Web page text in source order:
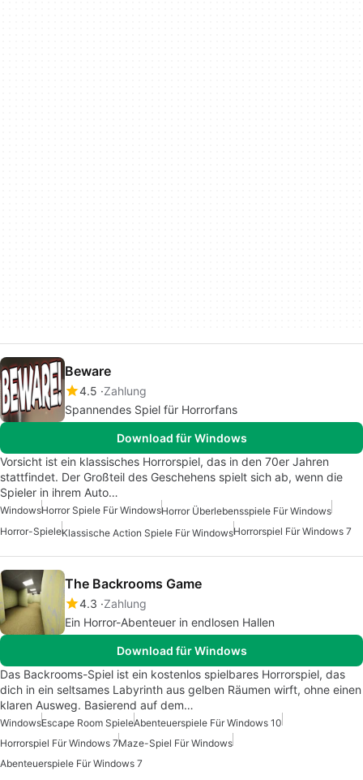
Beware
4.5 Zahlung
Spannendes Spiel für Horrorfans
Download für Windows
Vorsicht ist ein klassisches Horrorspiel, das in den 70er Jahren
stattfindet. Der Großteil des Geschehens spielt sich ab, wenn die
Spieler in ihrem Auto…
WindowsHorror Spiele Für WindowsHorror Überlebensspiele Für Windows
Horror-SpieleKlassische Action Spiele Für WindowsHorrorspiel Für Windows 7
The Backrooms Game
4.3 Zahlung
Ein Horror-Abenteuer in endlosen Hallen
Download für Windows
Das Backrooms-Spiel ist ein kostenlos spielbares Horrorspiel, das
dich in ein seltsames Labyrinth aus gelben Räumen wirft, ohne einen
klaren Ausweg. Basierend auf dem…
WindowsEscape Room SpieleAbenteuerspiele Für Windows 10
Horrorspiel Für Windows 7Maze-Spiel Für Windows
Abenteuerspiele Für Windows 7